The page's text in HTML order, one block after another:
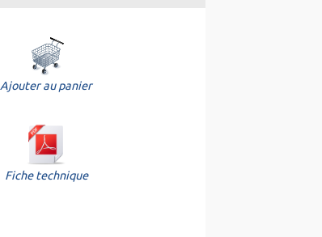
Ajouter au panier
Fiche technique